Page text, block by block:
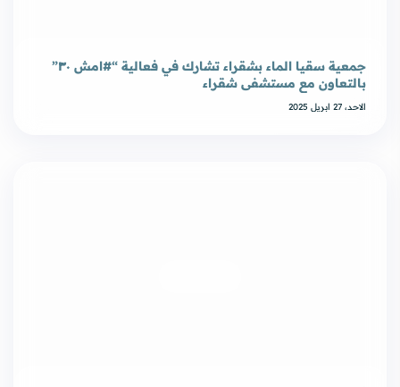
جمعية سقيا الماء بشقراء تشارك في فعالية “#امش ٣٠”
بالتعاون مع مستشفى شقراء
الاحد، 27 ابريل 2025